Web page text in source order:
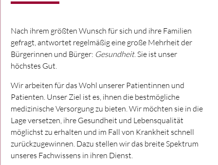
Nach ihrem größten Wunsch für sich und ihre Familien
gefragt, antwortet regelmäßig eine große Mehrheit der
Bürgerinnen und Bürger: Gesundheit. Sie ist unser
höchstes Gut.
Wir arbeiten für das Wohl unserer Patientinnen und
Patienten. Unser Ziel ist es, ihnen die bestmögliche
medizinische Versorgung zu bieten. Wir möchten sie in die
Lage versetzen, ihre Gesundheit und Lebensqualität
möglichst zu erhalten und im Fall von Krankheit schnell
zurückzugewinnen. Dazu stellen wir das breite Spektrum
unseres Fachwissens in ihren Dienst.